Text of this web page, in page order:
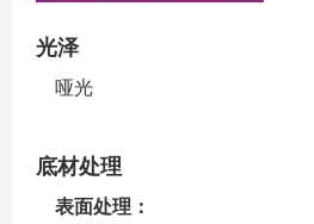
光泽
哑光
底材处理
表面处理：